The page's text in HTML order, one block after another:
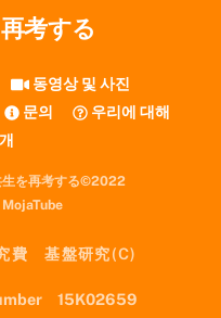
考する
동영상 및 사진
문의
우리에 대해
を再考する©2022
費 基盤研究(C)
15K02659